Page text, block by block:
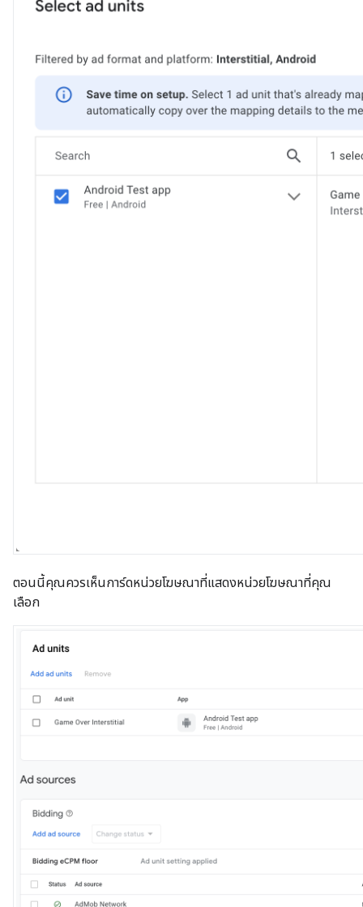
ตอนนี้คุณควรเห็นการ์ดหน่วยโฆษณาที่แสดงหน่วยโฆษณาที่คุณ
เลือก